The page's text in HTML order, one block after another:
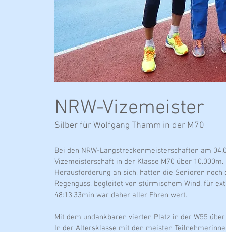
NRW-Vizemeister
Silber für Wolfgang Thamm in der M70
Bei den NRW-Langstreckenmeisterschaften am
Vizemeisterschaft in der Klasse M70 über
Herausforderung an sich, hatten die Senioren
Regenguss, begleitet von stürmischem Wind, für
48:13,33min war daher aller Ehren wert.
Mit dem undankbaren vierten Platz in der W55
In der Altersklasse mit den meisten